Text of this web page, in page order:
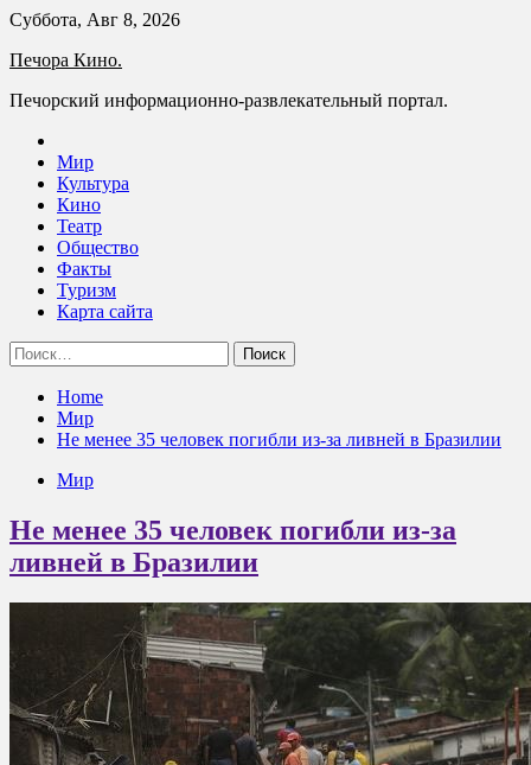
Skip
content
Суббота, Авг 8, 2026
Печора Кино.
Печорский информационно-развлекательный портал.
Мир
Культура
Кино
Театр
Общество
Факты
Туризм
Карта сайта
Найти:
Home
Мир
Не менее 35 человек погибли из-за ливней в Бразилии
Мир
Не менее 35 человек погибли из-за
ливней в Бразилии